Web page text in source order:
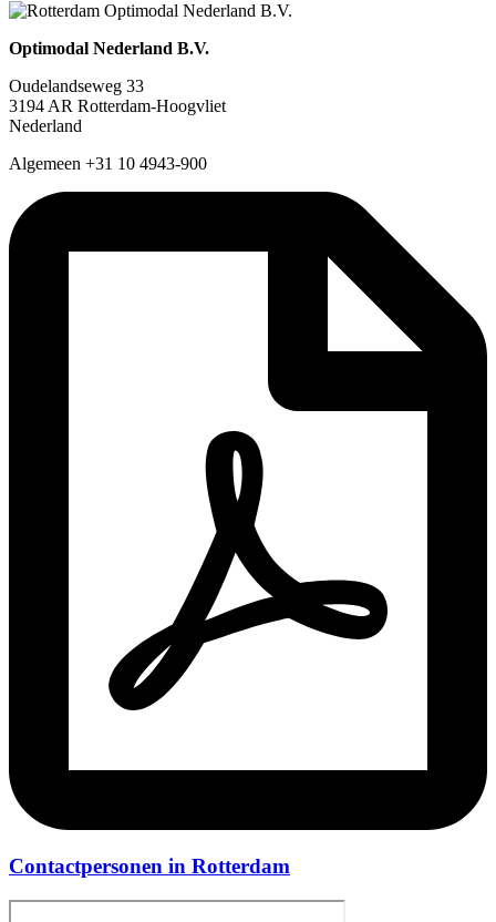
Optimodal Nederland B.V.
Oudelandseweg 33
3194 AR Rotterdam-Hoogvliet
Nederland
Algemeen +31 10 4943-900
Contactpersonen in Rotterdam